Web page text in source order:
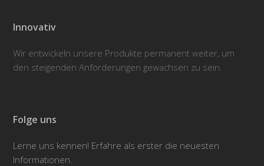
Innovativ
Wir entwickeln unsere Produkte permanent weiter, um
den steigenden Anforderungen gewachsen zu sein.
Folge uns
Lerne uns kennen! Erfahre als erster die neuesten
Informationen.